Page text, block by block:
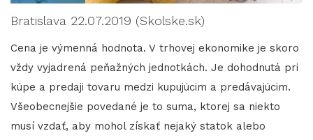
Bratislava 22.07.2019 (Skolske.sk)
Cena je výmenná hodnota. V trhovej ekonomike je skoro
vždy vyjadrená peňažných jednotkách. Je dohodnutá pri
kúpe a predaji tovaru medzi kupujúcim a predávajúcim.
Všeobecnejšie povedané je to suma, ktorej sa niekto
musí vzdať, aby mohol získať nejaký statok alebo